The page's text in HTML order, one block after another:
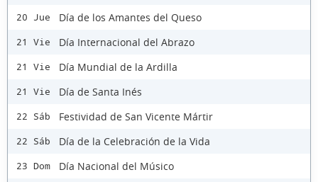
20 Jue Día de los Amantes del Queso
21 Vie Día Internacional del Abrazo
21 Vie Día Mundial de la Ardilla
21 Vie Día de Santa Inés
22 Sáb Festividad de San Vicente Mártir
22 Sáb Día de la Celebración de la Vida
23 Dom Día Nacional del Músico